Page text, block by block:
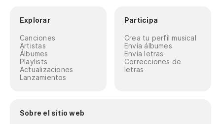
Explorar
Canciones
Artistas
Álbumes
Playlists
Actualizaciones
Lanzamientos
Participa
Crea tu perfil musical
Envía álbumes
Envía letras
Correcciones de
letras
Sobre el sitio web